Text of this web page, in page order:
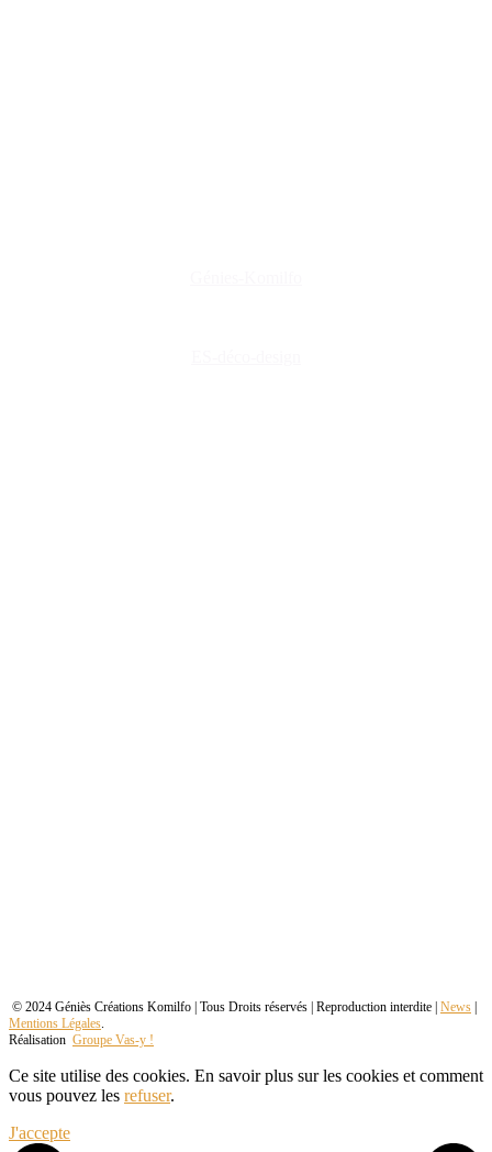
© 2024 Géniès Créations Komilfo | Tous Droits réservés | Reproduction interdite | News
Mentions Légales.
Réalisation Groupe Vas-y !
Ce site utilise des cookies. En savoir plus sur les cookies et comment
vous pouvez les refuser.
J'accepte